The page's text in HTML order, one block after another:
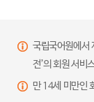
국립국어원에서
전’의 회원 서비
만 14세 미만인